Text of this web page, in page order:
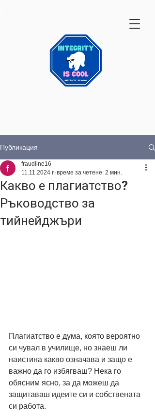
Публикация
Какво е плагиатство?
Ръководство за
тийнейджъри
fraudline16
11.11.2024 г. време за четене: 2 мин.
Плагиатство е дума, която вероятно
си чувал в училище, но знаеш ли
наистина какво означава и защо е
важно да го избягваш? Нека го
обясним ясно, за да можеш да
защитаваш идеите си и собствената
си работа.